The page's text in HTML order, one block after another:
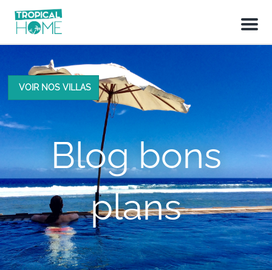
M
n
VOIR NOS VILLAS
Blog bons
plans